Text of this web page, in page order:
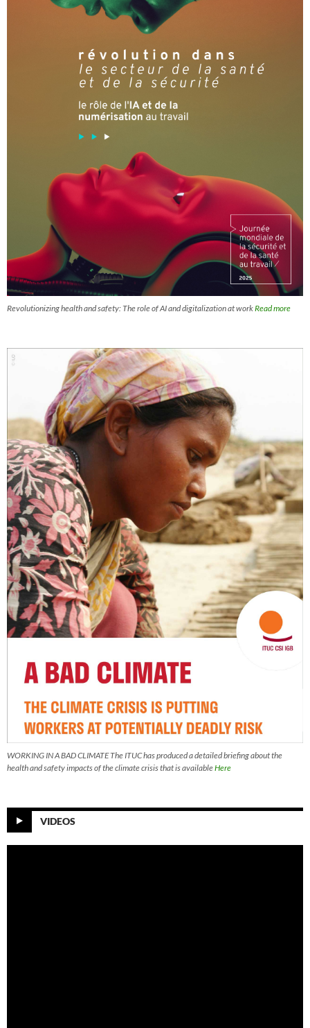
Revolutionizing health and safety: The role of AI and digitalization at workRead more
WORKING IN A BAD CLIMATE The ITUC has produced a detailed briefing about the
health and safety impacts of the climate crisis that is availableHere
VIDEOS